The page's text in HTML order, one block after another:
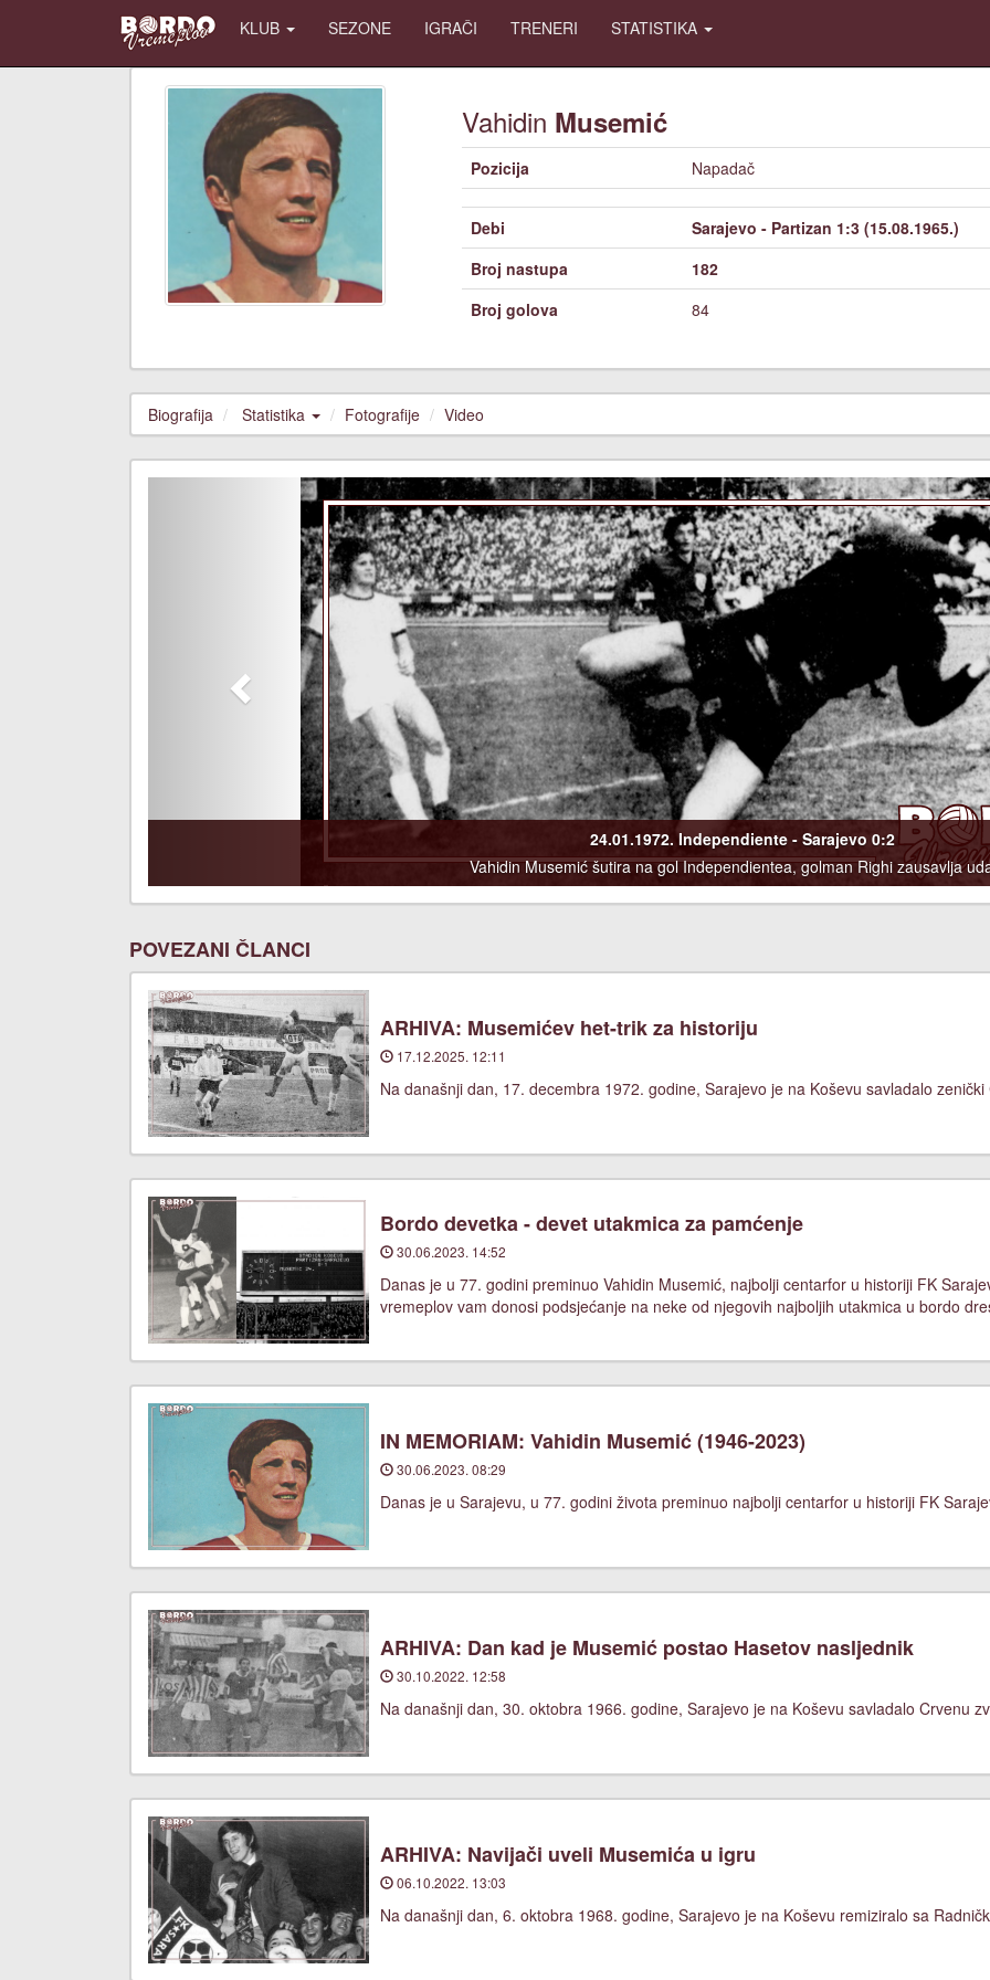
KLUB SEZONE IGRAČI TRENERI STATISTIKA
Vahidin Musemić
Pozicija Napadač
Debi
Sarajevo - Partizan 1:3 (15.08.1965.)
Broj nastupa
182
Broj golova
84
Biografija Statistika Fotografije Video
24.01.1972. Independiente - Sarajevo 0:2
Vahidin Musemić šutira na gol Independientea, golman Righi zausavlja
Previous
POVEZANI ČLANCI
ARHIVA: Musemićev het-trik za historiju
17.12.2025. 12:11
Na današnji dan, 17. decembra 1972. godine, Sarajevo je na Koševu savladalo
Bordo devetka - devet utakmica za pamćenje
30.06.2023. 14:52
Danas je u 77. godini preminuo Vahidin Musemić, najbolji centarfor u historiji FK
vremeplov vam donosi podsjećanje na neke od njegovih najboljih utakmica u bordo
IN MEMORIAM: Vahidin Musemić (1946-2023)
30.06.2023. 08:29
Danas je u Sarajevu, u 77. godini života preminuo najbolji centarfor u historiji FK
ARHIVA: Dan kad je Musemić postao Hasetov nasljednik
30.10.2022. 12:58
Na današnji dan, 30. oktobra 1966. godine, Sarajevo je na Koševu savladalo Crvenu
ARHIVA: Navijači uveli Musemića u igru
06.10.2022. 13:03
Na današnji dan, 6. oktobra 1968. godine, Sarajevo je na Koševu remiziralo sa